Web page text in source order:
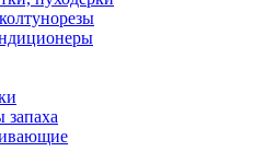
запаха